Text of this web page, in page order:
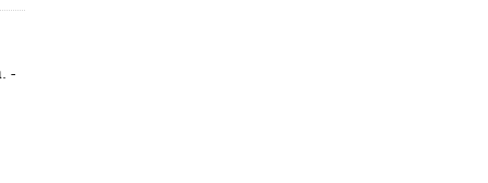
-